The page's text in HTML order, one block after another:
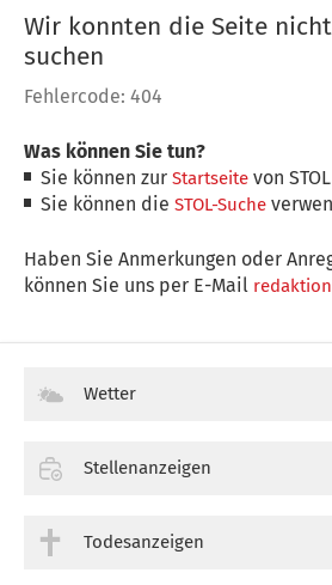
Wir konnten die Seite
suchen
Fehlercode: 404
Was können Sie tun?
Sie können zurStartseite von
Sie können dieSTOL-Suche
Haben Sie Anmerkungen oder
können Sie uns per E-Mail
Wetter
Stellenanzeigen
Todesanzeigen